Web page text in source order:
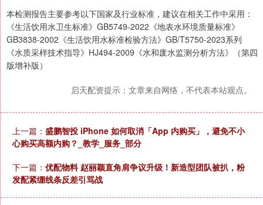
本检测报告主要参考以下国家及行业标准，建议在相关工作中采用：
《生活饮用水卫生标准》GB5749-2022《地表水环境质量标准》
GB3838-2002《生活饮用水标准检验方法》GB/T5750-2023系列
《水质采样技术指导》HJ494-2009《水和废水监测分析方法》（第四
版增补版）
启天配资提示：文章来自网络，不代表本站观点。
上一篇： 盛鹏智投 iPhone 如何取消「App 内购买」，避免不小
心购买高额内购？_教学_服务_部分
下一篇： 优配物料 赵丽颖直角肩争议升级！新造型团队被扒，粉
发配紧绷线条反差引骂战